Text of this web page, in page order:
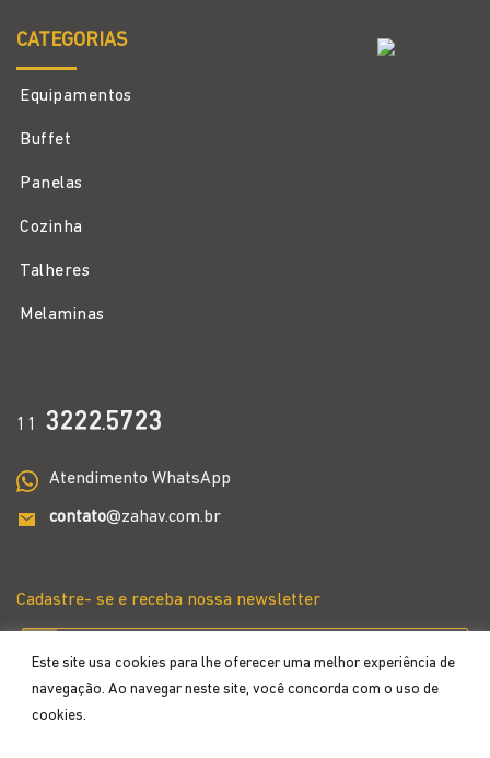
Este site usa cookies para lhe oferecer uma melhor experiência de
navegação. Ao navegar neste site, você concorda com o uso de
cookies.
CATEGORIAS
Equipamentos
Buffet
Panelas
Cozinha
Talheres
Melaminas
11 3222.5723
Atendimento WhatsApp
contato@zahav.com.br
Cadastre- se e receba nossa newsletter